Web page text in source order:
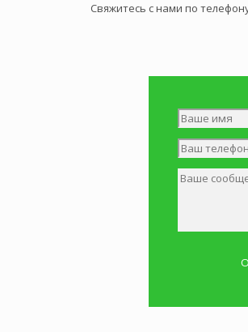
Свяжитесь с нами по